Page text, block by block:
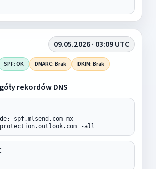
09.05.2026 · 03:09 UTC
SPF: OK DMARC: Brak DKIM: Brak
rekordów DNS
mx
-all